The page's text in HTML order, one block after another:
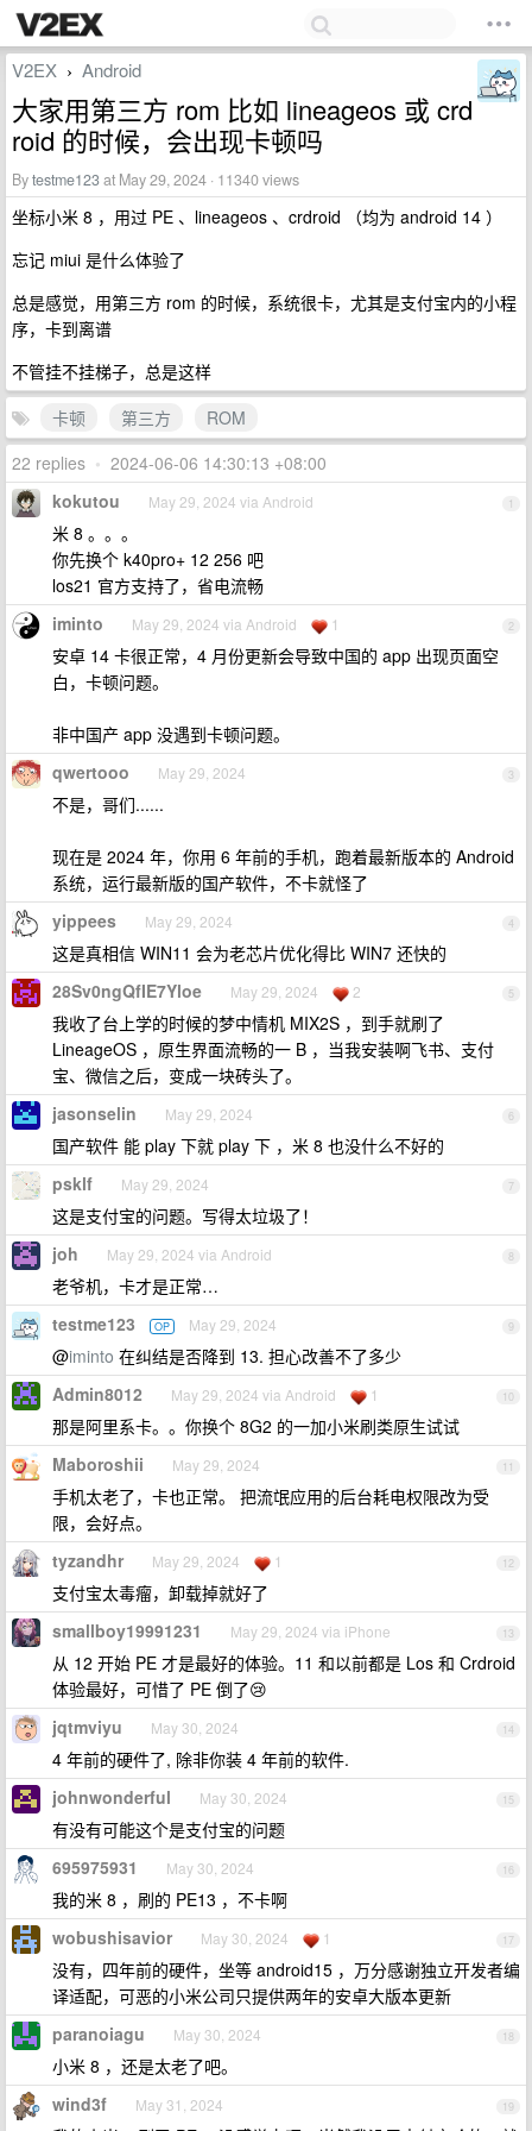
V2EX › Android
大家用第三方 rom 比如 lineageos 或 crd
roid 的时候，会出现卡顿吗
Bytestme123at May 29, 2024 · 11340 views
坐标小米 8 ，用过 PE 、lineageos 、crdroid （均为 android 14 ）
忘记 miui 是什么体验了
总是感觉，用第三方 rom 的时候，系统很卡，尤其是支付宝内的小程
序，卡到离谱
不管挂不挂梯子，总是这样
卡顿
第三方
ROM
22 replies • 2024-06-06 14:30:13 +08:00
1
kokutou May 29, 2024 via Android
米 8 。。。
你先换个 k40pro+ 12 256 吧
los21 官方支持了，省电流畅
2
iminto May 29, 2024 via Android 1
安卓 14 卡很正常，4 月份更新会导致中国的 app 出现页面空
白，卡顿问题。
非中国产 app 没遇到卡顿问题。
3
qwertooo May 29, 2024
不是，哥们......
现在是 2024 年，你用 6 年前的手机，跑着最新版本的 Android
系统，运行最新版的国产软件，不卡就怪了
4
yippees May 29, 2024
这是真相信 WIN11 会为老芯片优化得比 WIN7 还快的
5
28Sv0ngQfIE7Yloe May 29, 2024 2
我收了台上学的时候的梦中情机 MIX2S ，到手就刷了
LineageOS ，原生界面流畅的一 B ，当我安装啊飞书、支付
宝、微信之后，变成一块砖头了。
6
jasonselin May 29, 2024
国产软件 能 play 下就 play 下 ，米 8 也没什么不好的
7
psklf May 29, 2024
这是支付宝的问题。写得太垃圾了！
8
joh May 29, 2024 via Android
老爷机，卡才是正常…
9
testme123 OP May 29, 2024
@iminto 在纠结是否降到 13. 担心改善不了多少
10
Admin8012 May 29, 2024 via Android 1
那是阿里系卡。。你换个 8G2 的一加小米刷类原生试试
11
Maboroshii May 29, 2024
手机太老了，卡也正常。 把流氓应用的后台耗电权限改为受
限，会好点。
12
tyzandhr May 29, 2024 1
支付宝太毒瘤，卸载掉就好了
13
smallboy19991231 May 29, 2024 via iPhone
从 12 开始 PE 才是最好的体验。11 和以前都是 Los 和 Crdroid
体验最好，可惜了 PE 倒了😢
14
jqtmviyu May 30, 2024
4 年前的硬件了, 除非你装 4 年前的软件.
15
johnwonderful May 30, 2024
有没有可能这个是支付宝的问题
16
695975931 May 30, 2024
我的米 8 ，刷的 PE13 ，不卡啊
17
wobushisavior May 30, 2024 1
没有，四年前的硬件，坐等 android15 ，万分感谢独立开发者编
译适配，可恶的小米公司只提供两年的安卓大版本更新
18
paranoiagu May 30, 2024
小米 8 ，还是太老了吧。
19
wind3f May 31, 2024